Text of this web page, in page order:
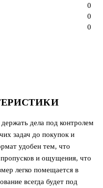
дела под контролем
задач до покупок и
удобен тем, что
и ощущения, что
легко помещается в
всегда будет под
0
0
0